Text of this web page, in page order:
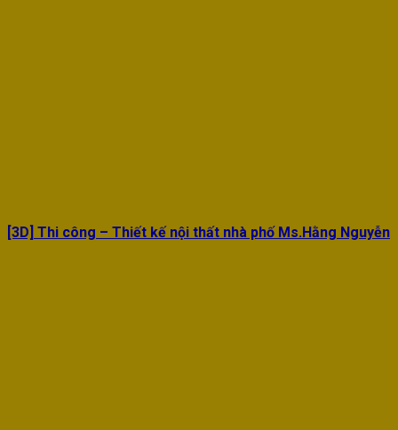
[3D] Thi công – Thiết kế nội thất nhà phố Ms.Hằng Nguyễn